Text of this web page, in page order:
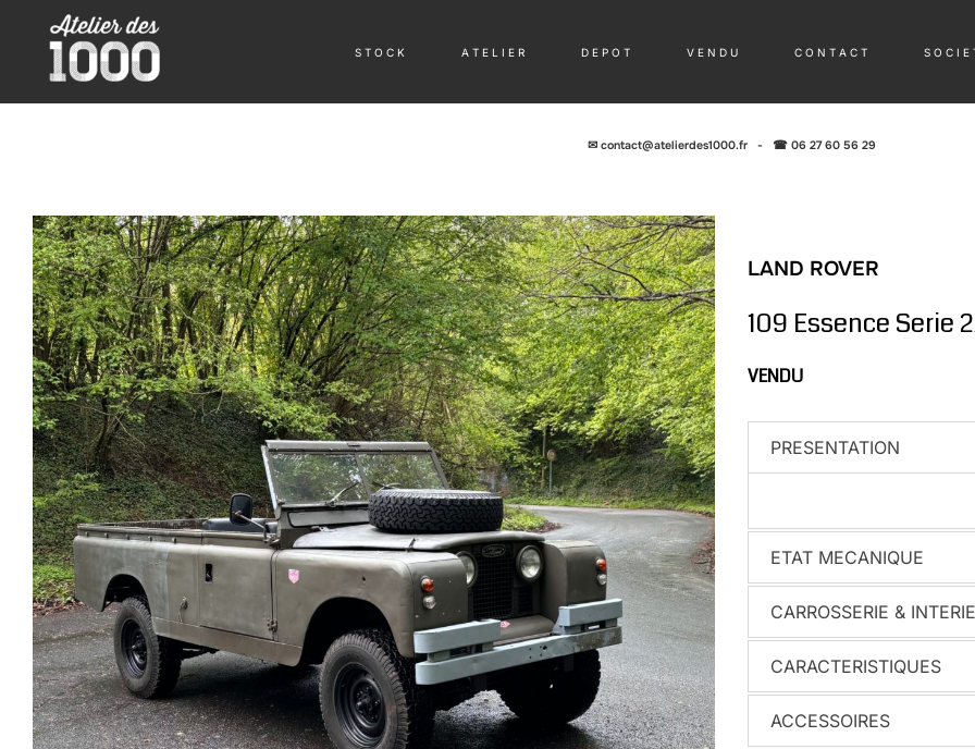
S T O C K A T E L I E R D E P O T V E N D U C O N T A C T S O C I E
✉ contact@atelierdes1000.fr- ☎ 06 27 60 56 29
LAND ROVER
109 Essence Serie
VENDU
PRESENTATION
ETAT MECANIQUE
CARROSSERIE &
CARACTERISTIQUES
ACCESSOIRES